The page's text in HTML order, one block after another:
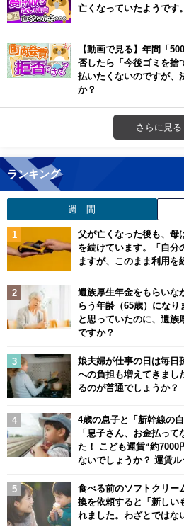
亡くなっていたようです
【動画で見る】年間「
否したら「今後ゴミを捨
払いたくないのですが、
か？
さらに見る
ランキング
週 間
父が亡くなった後も、母
を続けています。「自分
ますが、このまま利用を
遺族厚生年金をもらいな
らう年齢（65歳）になり
と思っていたのに、遺族
ですか？
娘夫婦が仕事の日は毎日
への負担も増えてきまし
るのが普通でしょうか？
4歳の息子と「新幹線の
「息子さん、お金払っ
た！ こども運賃“約7000
ないでしょうか？ 運賃
食べる前のソフトクリー
換を依頼すると「新しい
れました。わざとではな